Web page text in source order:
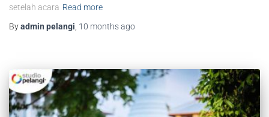
setelah acara Read more
Byadmin pelangi 10 monthsago